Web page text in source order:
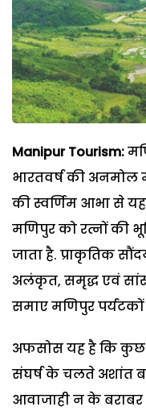
Manipur Tourism:
भारतवर्ष की
की स्वर्णिम आभा से
मणिपुर को रत्नों की
जाता है. प्राकृतिक
अलंकृत, समृद्ध एवं
समाए मणिपुर
अफसोस यह है कि कुछ
संघर्ष के चलते अशांत
आवाजाही न के बराबर